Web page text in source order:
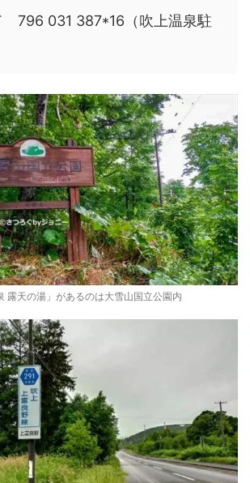
796 031 387*16（吹上温泉駐
露天の湯」があるのは大雪山国立公園内